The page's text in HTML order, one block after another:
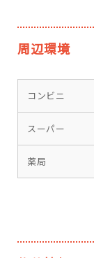
周辺環境
コンビニ
スーパー
薬局